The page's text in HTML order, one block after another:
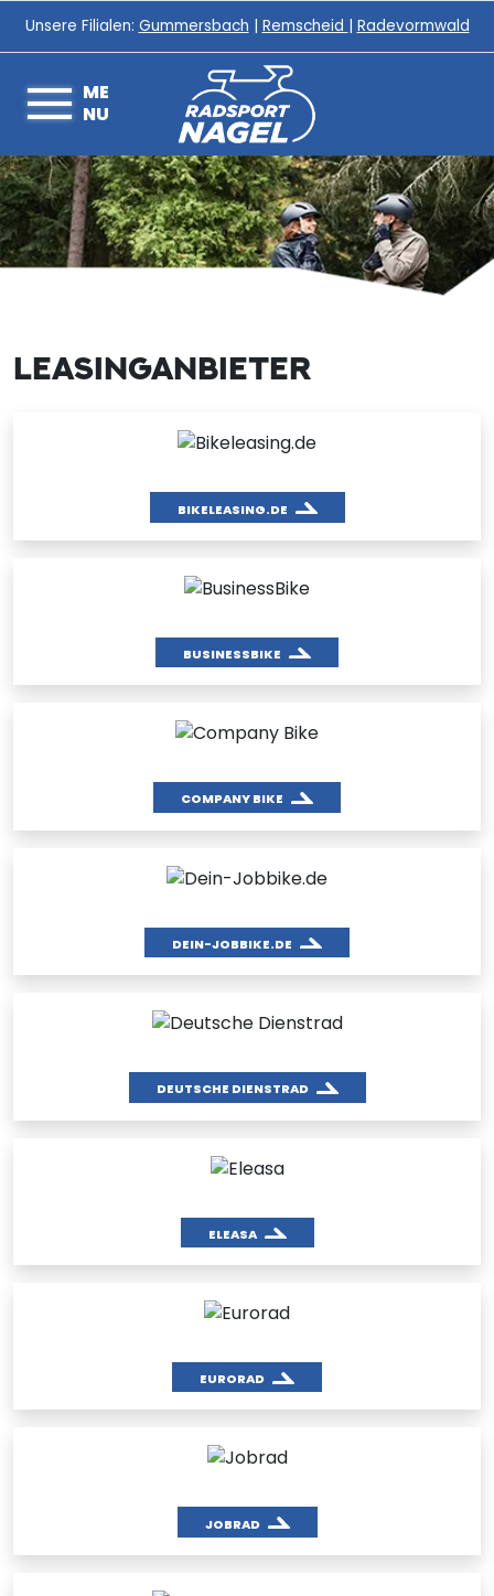
Unsere Filialen: Gummersbach | Remscheid | Radevormwald
ME
NU
LEASINGANBIETER
BIKELEASING.DE
BUSINESSBIKE
COMPANY BIKE
DEIN-JOBBIKE.DE
DEUTSCHE DIENSTRAD
ELEASA
EURORAD
JOBRAD